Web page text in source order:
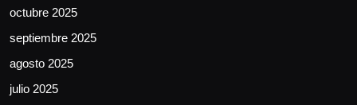
octubre 2025
septiembre 2025
agosto 2025
julio 2025